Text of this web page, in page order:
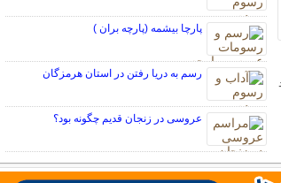
پارچا بیشمه (پارچه بران )
رسم به دریا رفتن در استان هرمزگان
عروسی در زنجان قدیم چگونه بود؟